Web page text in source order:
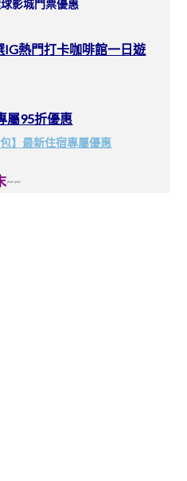
影城門票優惠
熱門打卡咖啡館一日遊
屬95折優惠
】最新住宿專屬優惠
~~